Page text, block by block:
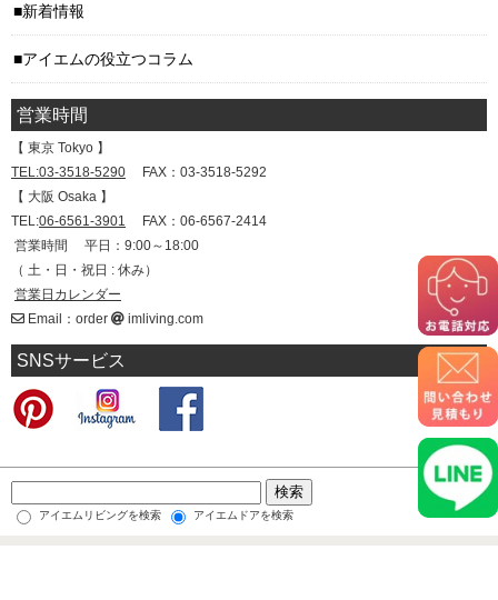
新着情報
アイエムの役立つコラム
営業時間
【 東京 Tokyo 】
TEL:03-3518-5290 FAX：03-3518-5292
【 大阪 Osaka 】
TEL:06-6561-3901 FAX：06-6567-2414
営業時間 平日：9:00～18:00
（ 土・日・祝日 : 休み）
営業日カレンダー
Email：order
imliving.com
SNSサービス
アイエムリビングを検索 アイエムドアを検索